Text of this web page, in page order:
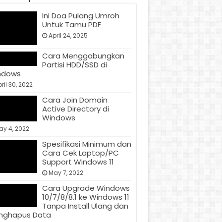
Ini Doa Pulang Umroh
Untuk Tamu PDF
April 24, 2025
Cara Menggabungkan
Partisi HDD/SSD di
30, 2022
Cara Join Domain
Active Directory di
Windows
4, 2022
Spesifikasi Minimum dan
Cara Cek Laptop/PC
Support Windows 11
May 7, 2022
Cara Upgrade Windows
10/7/8/8.1 ke Windows 11
Tanpa Install Ulang dan
Data